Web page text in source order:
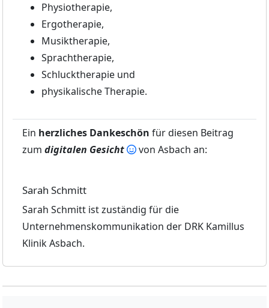
Physiotherapie,
Ergotherapie,
Musiktherapie,
Sprachtherapie,
Schlucktherapie und
physikalische Therapie.
Ein herzliches Dankeschön für diesen Beitrag
zum digitalen Gesicht von Asbach an:
Sarah Schmitt
Sarah Schmitt ist zuständig für die
Unternehmenskommunikation der DRK Kamillus
Klinik Asbach.